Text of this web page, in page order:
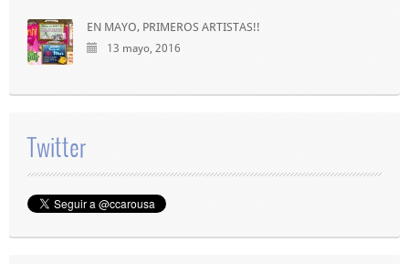
EN MAYO, PRIMEROS ARTISTAS!!
13 mayo, 2016
Twitter